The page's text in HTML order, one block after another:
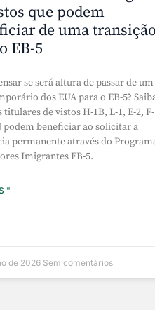
que podem
de uma transição
EB-5
se será altura de passar de um
dos EUA para o EB-5?
titulares de vistos H-1B, L-1, E-2,
podem beneficiar ao solicitar a
permanente através do
Imigrantes EB-5.
"
de 2026 Sem comentários